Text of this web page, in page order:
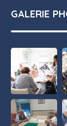
GALERIE